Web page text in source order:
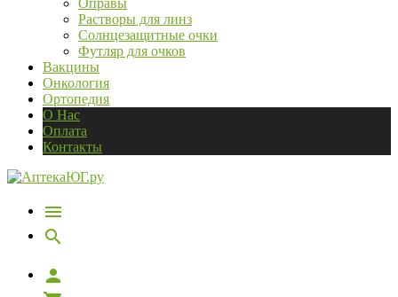
Оправы
Растворы для линз
Солнцезащитные очки
Футляр для очков
Вакцины
Онкология
Ортопедия
О Нас
Оплата
Контакты